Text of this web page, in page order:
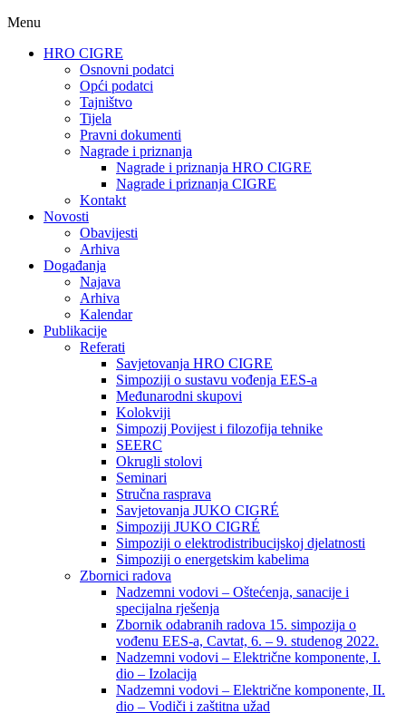
Menu
HRO CIGRE
Osnovni podatci​
Opći podatci
Tajništvo
Tijela
Pravni dokumenti
Nagrade i priznanja
Nagrade i priznanja HRO CIGRE
Nagrade i priznanja CIGRE
Kontakt
Novosti
Obavijesti
Arhiva
Događanja
Najava
Arhiva
Kalendar
Publikacije
Referati
Savjetovanja HRO CIGRE
Simpoziji o sustavu vođenja EES-a
Međunarodni skupovi
Kolokviji​
Simpozij Povijest i filozofija tehnike
SEERC
Okrugli stolovi
Seminari​
Stručna rasprava​
Savjetovanja JUKO CIGRÉ
Simpoziji JUKO CIGRÉ
Simpoziji o elektrodistribucijskoj djelatnosti
Simpoziji o energetskim kabelima
Zbornici radova
Nadzemni vodovi – Oštećenja, sanacije i
specijalna rješenja
Zbornik odabranih radova 15. simpozija o
vođenu EES-a, Cavtat, 6. – 9. studenog 2022.
Nadzemni vodovi – Električne komponente, I.
dio – Izolacija
Nadzemni vodovi – Električne komponente, II.
dio – Vodiči i zaštitna užad